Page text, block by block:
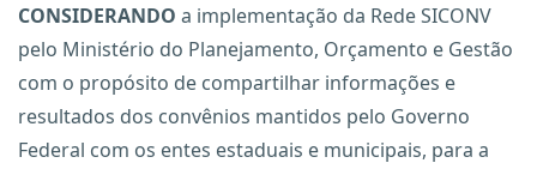
CONSIDERANDO a implementação da Rede SICONV
pelo Ministério do Planejamento, Orçamento e Gestão
com o propósito de compartilhar informações e
resultados dos convênios mantidos pelo Governo
Federal com os entes estaduais e municipais, para a